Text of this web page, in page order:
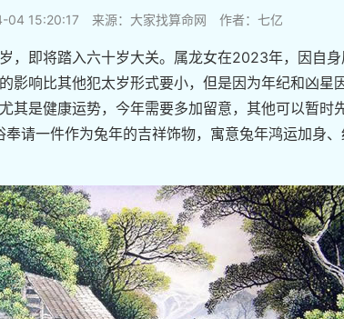
04 15:20:17 来源：大家找算命网 作者：七亿
，即将踏入六十岁大关。属龙女在2023年，因自身
影响比其他犯太岁形式要小，但是因为年纪和凶星
其是健康运势，今年需要多加留意，其他可以暂时
请一件作为兔年的吉祥饰物，寓意兔年鸿运加身